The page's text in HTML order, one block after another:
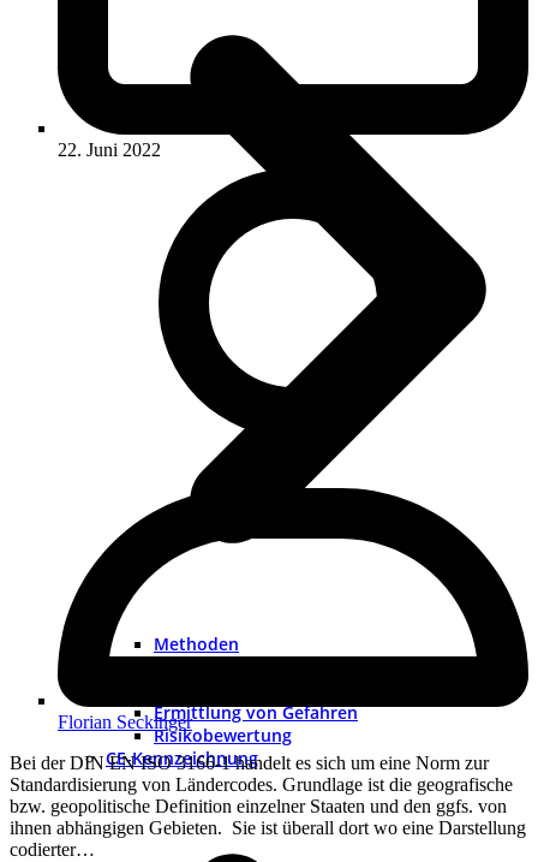
Methoden
Ermittlung von Gefahren
Risikobewertung
CE-Kennzeichnung
22. Juni 2022
Florian Seckinger
Bei der DIN EN ISO 3166-1 handelt es sich um eine Norm zur
Standardisierung von Ländercodes. Grundlage ist die geografische
bzw. geopolitische Definition einzelner Staaten und den ggfs. von
ihnen abhängigen Gebieten. Sie ist überall dort wo eine Darstellung
codierter…